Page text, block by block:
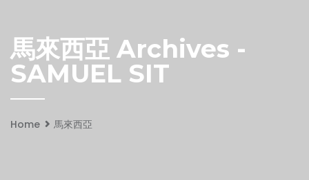
馬來西亞 Archives -
SAMUEL SIT
Home 馬來西亞